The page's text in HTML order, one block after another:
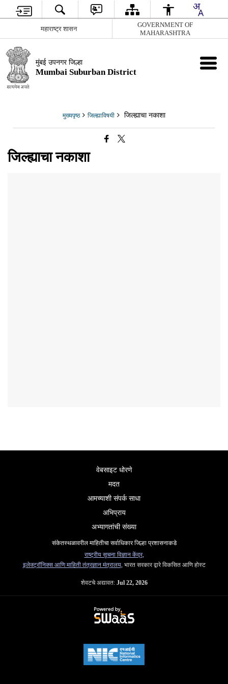
महाराष्ट्र शासन
GOVERNMENT OF
MAHARASHTRA
मुंबई उपनगर जिल्हा
Mumbai Suburban District
मुख्यपृष्ठ जिल्ह्याविषयी जिल्ह्याचा नकाशा
जिल्ह्याचा नकाशा
वेबसाइट धोरणे
मदत
आमच्याशी संपर्क साधा
अभिप्राय
अभ्यागतांची संख्या
संकेतस्थळावरील माहितीचा सर्वाधिकार जिल्हा प्रशासनाकडे
राष्ट्रीय सूचना विज्ञान केंद्र,
इलेक्ट्रॉनिक्स आणि माहिती तंत्रज्ञान मंत्रालय, भारत सरकार द्वारे विकसित आणि होस्ट
शेवटचे अद्यावत: Jul 22, 2026